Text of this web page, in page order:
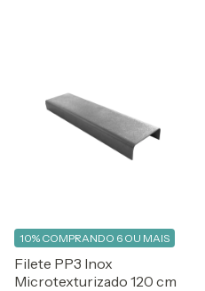
Filete PP3 Inox
Microtexturizado 120 cm
10% COMPRANDO 6 OU MAIS